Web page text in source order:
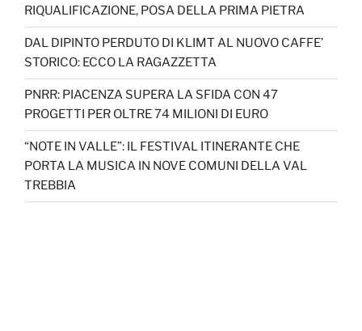
RIQUALIFICAZIONE, POSA DELLA PRIMA PIETRA
DAL DIPINTO PERDUTO DI KLIMT AL NUOVO CAFFE’
STORICO: ECCO LA RAGAZZETTA
PNRR: PIACENZA SUPERA LA SFIDA CON 47
PROGETTI PER OLTRE 74 MILIONI DI EURO
“NOTE IN VALLE”: IL FESTIVAL ITINERANTE CHE
PORTA LA MUSICA IN NOVE COMUNI DELLA VAL
TREBBIA